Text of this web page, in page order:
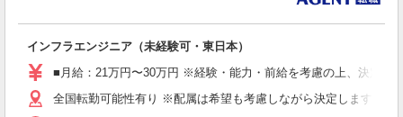
インフラエンジニア（未経験可・東日本）
■月給：21万円〜30万円 ※経験・能力・前給を考慮の上、決定い
全国転勤可能性有り ※配属は希望も考慮しながら決定します